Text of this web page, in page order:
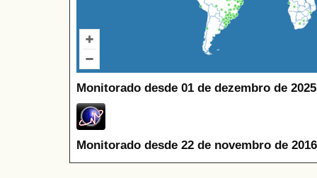
Monitorado desde 01 de dezembro de
Monitorado desde 22 de novembro de